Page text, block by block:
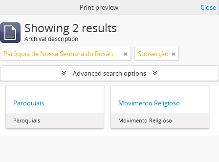
Print preview Close
Showing 2 results
Archival description
Paróquia de Nossa Senhora do Rosário de Olhão Subsecção
Advanced search options
Paroquiais
Paroquiais
Movimento Religioso
Movimento Religioso